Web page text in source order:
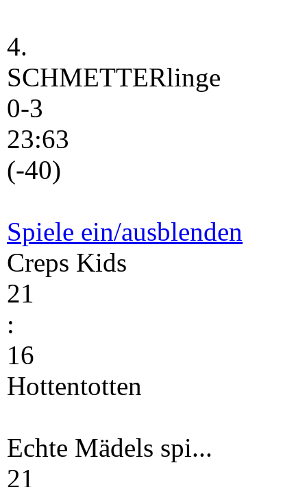
4.
SCHMETTERlinge
0-3
23:63
(-40)
Spiele ein/ausblenden
Creps Kids
21
:
16
Hottentotten
Echte Mädels spi...
21